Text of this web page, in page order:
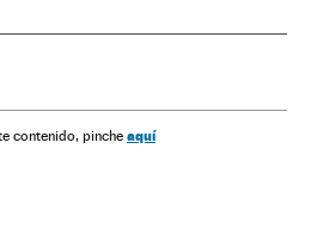
Governo América
contenido, pinche aquí